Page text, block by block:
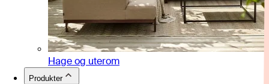
Hage og uterom
Produkter